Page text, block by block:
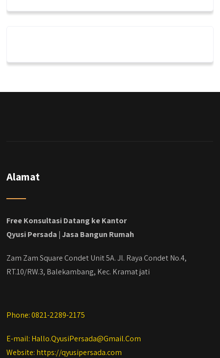
Alamat
Free Konsultasi Datang ke Kantor
Qyusi Persada | Jasa Bangun Rumah
Zam Zam Square Condet Unit 5A. Jl. Raya Condet No.4,
RT.10/RW.3, Balekambang, Kec. Kramat jati
Phone: 0821-2289-2175
E-mail: Hallo.QyusiPersada@Gmail.Com
Website: https://qyusipersada.com